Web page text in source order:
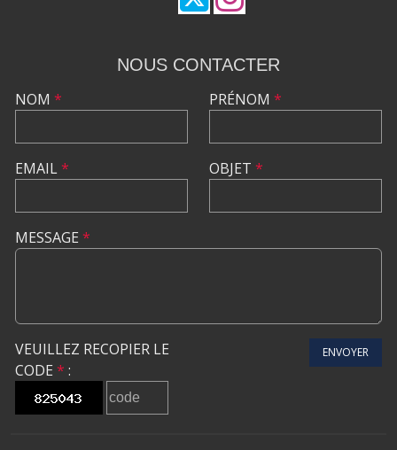
NOUS CONTACTER
NOM *
EMAIL*
PRÉNOM *
OBJET *
MESSAGE *
VEUILLEZ RECOPIER LE
CODE * :
ENVOYER